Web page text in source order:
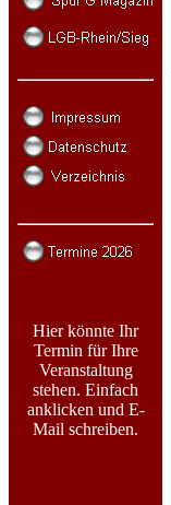
Hier könnte Ihr
Termin für Ihre
Veranstaltung
stehen. Einfach
anklicken und E-
Mail schreiben.